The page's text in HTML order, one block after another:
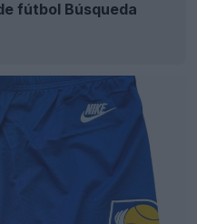
fútbol Búsqueda